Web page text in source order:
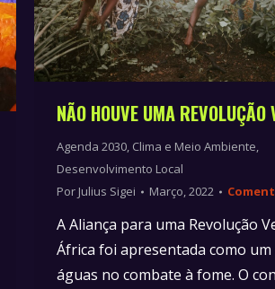
NÃO HOUVE UMA REVOLUÇÃO
Agenda 2030, Clima e Meio Ambiente,
Desenvolvimento Local
Por Julius Sigei Março, 2022
A Aliança para uma Revolução
África foi apresentada como um
águas no combate à fome. O